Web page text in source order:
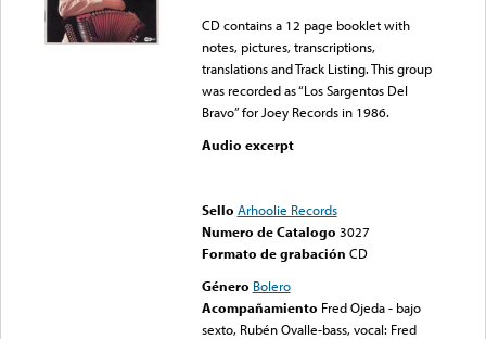
CD contains a 12 page booklet with
notes, pictures, transcriptions,
translations and Track Listing. This group
was recorded as “Los Sargentos Del
Bravo” for Joey Records in 1986.
Audio excerpt
Sello Arhoolie Records
Numero de Catalogo 3027
Formato de grabación CD
Género Bolero
Acompañamiento Fred Ojeda - bajo
sexto, Rubén Ovalle-bass, vocal: Fred